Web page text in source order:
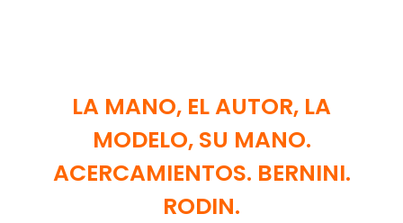
LA MANO, EL AUTOR, LA
MODELO, SU MANO.
ACERCAMIENTOS. BERNINI.
RODIN.